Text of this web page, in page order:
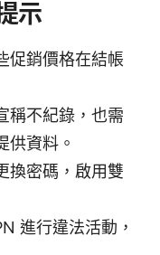
示
促銷價格在結帳
稱不紀錄，也需
供資料。
換密碼，啟用雙
進行違法活動，